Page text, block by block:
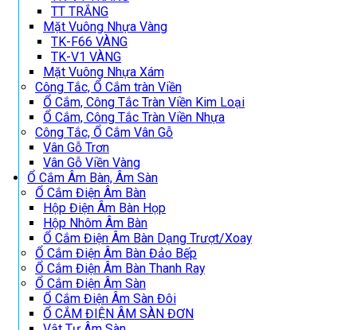
TT TRẮNG
Mặt Vuông Nhựa Vàng
TK-F66 VÀNG
TK-V1 VÀNG
Mặt Vuông Nhựa Xám
Công Tắc, Ổ Cắm tràn Viền
Ổ Cắm, Công Tắc Tràn Viền Kim Loại
Ổ Cắm, Công Tắc Tràn Viền Nhựa
Công Tắc, Ổ Cắm Vân Gỗ
Vân Gỗ Trơn
Vân Gỗ Viền Vàng
Ổ Cắm Âm Bàn, Âm Sàn
Ổ Cắm Điện Âm Bàn
Hộp Điện Âm Bàn Họp
Hộp Nhôm Âm Bàn
Ổ Cắm Điện Âm Bàn Dạng Trượt/Xoay
Ổ Cắm Điện Âm Bàn Đảo Bếp
Ổ Cắm Điện Âm Bàn Thanh Ray
Ổ Cắm Điện Âm Sàn
Ổ Cắm Điện Âm Sàn Đôi
Ổ CẮM ĐIỆN ÂM SÀN ĐƠN